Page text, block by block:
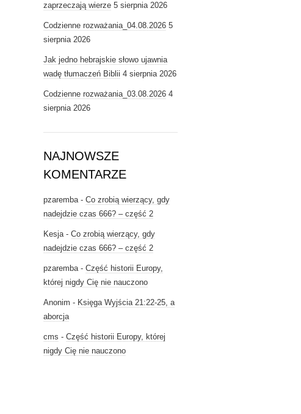
zaprzeczają wierze 5 sierpnia 2026
Codzienne rozważania_04.08.2026 5
sierpnia 2026
Jak jedno hebrajskie słowo ujawnia
wadę tłumaczeń Biblii 4 sierpnia 2026
Codzienne rozważania_03.08.2026 4
sierpnia 2026
NAJNOWSZE
KOMENTARZE
pzaremba- Co zrobią wierzący, gdy
nadejdzie czas 666? – część 2
Kesja- Co zrobią wierzący, gdy
nadejdzie czas 666? – część 2
pzaremba- Część historii Europy,
której nigdy Cię nie nauczono
Anonim - Księga Wyjścia 21:22-25, a
aborcja
cms - Część historii Europy, której
nigdy Cię nie nauczono